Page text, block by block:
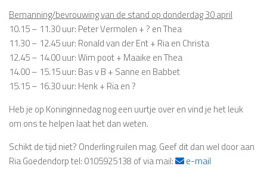
Bemanning/bevrouwing van de stand op donderdag 30 april
10.15 – 11.30 uur: Peter Vermolen + ? en Thea
11.30 – 12.45 uur: Ronald van der Ent + Ria en Christa
12.45 – 14.00 uur: Wim poot + Maaike en Thea
14.00 – 15.15 uur: Bas v B + Sanne en Babbet
15.15 – 16.30 uur: Henk + Ria en ?
Heb je op Koninginnedag nog een uurtje over en vind je het leuk
om ons te helpen laat het dan weten.
Schikt de tijd niet? Onderling ruilen mag. Geef dit dan wel door aan
Ria Goedendorp tel: 0105925138 of via mail:
e-mail